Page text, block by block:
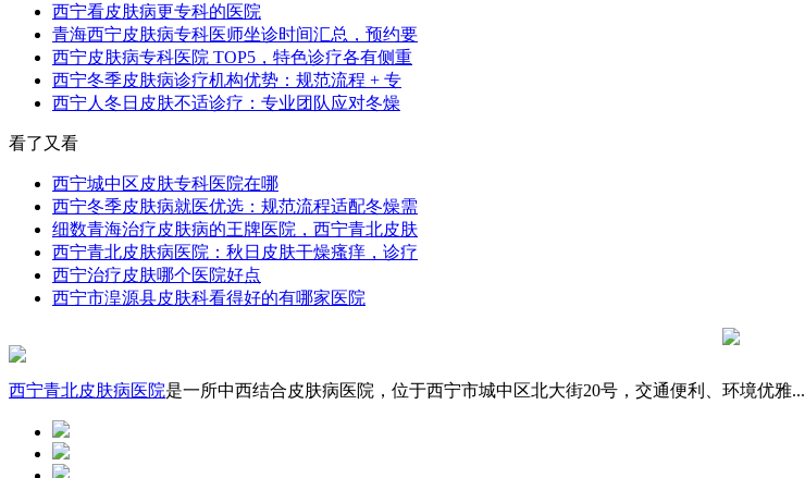
西宁看皮肤病更专科的医院
青海西宁皮肤病专科医师坐诊时间汇总，预约要
西宁皮肤病专科医院 TOP5，特色诊疗各有侧重
西宁冬季皮肤病诊疗机构优势：规范流程 + 专
西宁人冬日皮肤不适诊疗：专业团队应对冬燥
看了又看
西宁城中区皮肤专科医院在哪
西宁冬季皮肤病就医优选：规范流程适配冬燥需
细数青海治疗皮肤病的王牌医院，西宁青北皮肤
西宁青北皮肤病医院：秋日皮肤干燥瘙痒，诊疗
西宁治疗皮肤哪个医院好点
西宁市湟源县皮肤科看得好的有哪家医院
西宁青北皮肤病医院是一所中西结合皮肤病医院，位于西宁市城中区北大街20号，交通便利、环境优雅...